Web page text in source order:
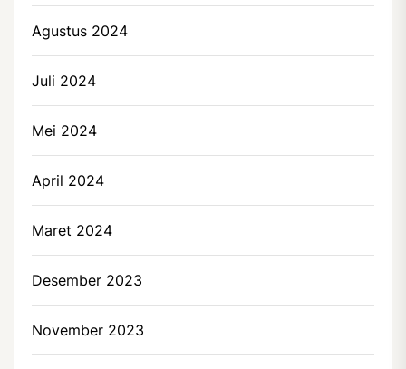
Agustus 2024
Juli 2024
Mei 2024
April 2024
Maret 2024
Desember 2023
November 2023